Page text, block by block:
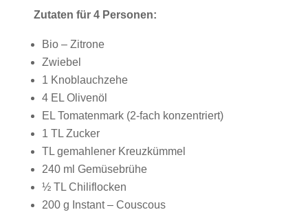
Zutaten für 4 Personen:
Bio – Zitrone
Zwiebel
1 Knoblauchzehe
4 EL Olivenöl
EL Tomatenmark (2-fach konzentriert)
1 TL Zucker
TL gemahlener Kreuzkümmel
240 ml Gemüsebrühe
½ TL Chiliflocken
200 g Instant – Couscous